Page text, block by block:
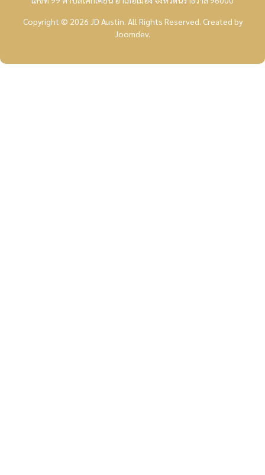
Copyright © 2026 JD Austin. All Rights Reserved. Created by
Joomdev.